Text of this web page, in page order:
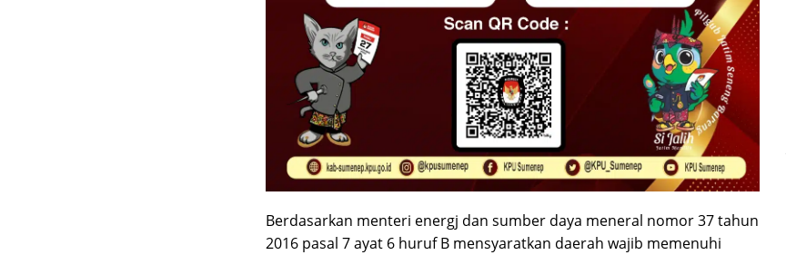
Berdasarkan menteri energj dan sumber daya meneral nomor 37 tahun
2016 pasal 7 ayat 6 huruf B mensyaratkan daerah wajib memenuhi